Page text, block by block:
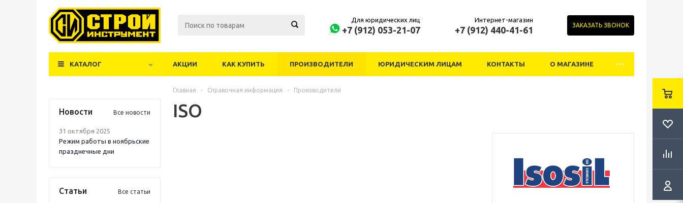
Для юридических лиц
+7 (912) 053-21-07
Интернет-магазин
+7 (912) 440-41-61 ЗАКАЗАТЬ ЗВОНОК
КАТАЛОГ АКЦИИ КАК КУПИТЬ ПРОИЗВОДИТЕЛИ ЮРИДИЧЕСКИМ ЛИЦАМ КОНТАКТЫ О МАГАЗИНЕ
Новости Все новости
31 октября 2025
Режим работы в ноябрьские
празднечные дни
Статьи Все статьи
Главная - Справочная информация - Производители
ISO